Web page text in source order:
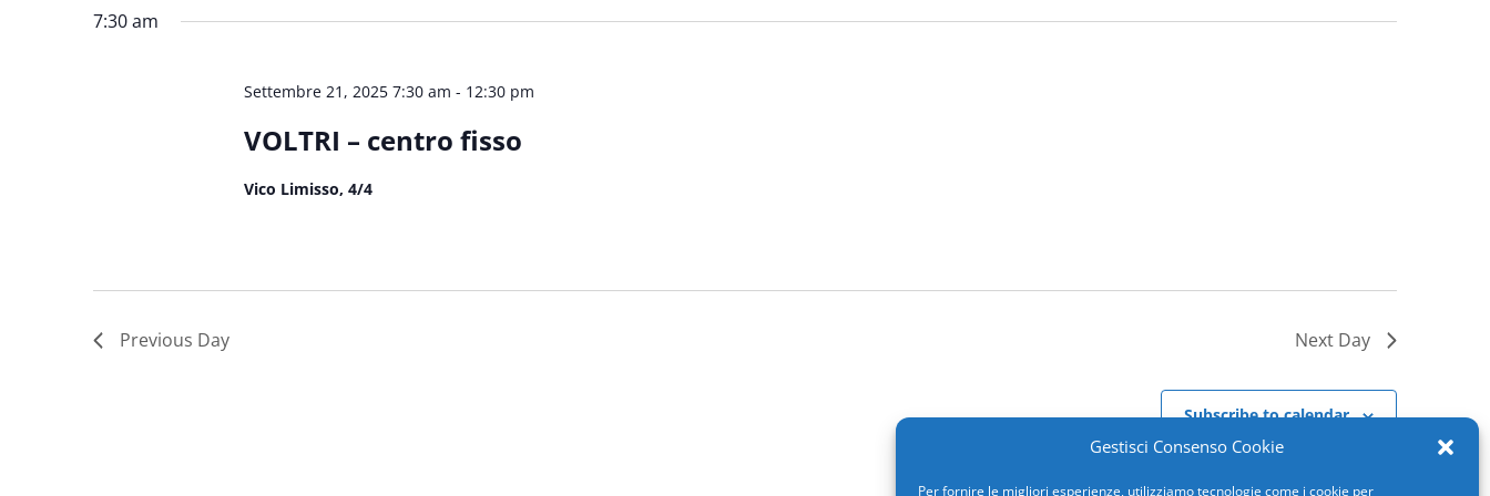
Gestisci Consenso Cookie
Per fornire le migliori esperienze, utilizziamo tecnologie come i cookie per
7:30 am
Settembre 21, 2025 7:30 am - 12:30 pm
VOLTRI – centro fisso
Vico Limisso, 4/4
Previous Day Next Day
Subscribe to calendar